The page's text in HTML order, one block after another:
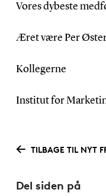
Vores dybeste
Æret være Per
Kollegerne
Institut for
TILBAGE TIL NYT
Del siden på